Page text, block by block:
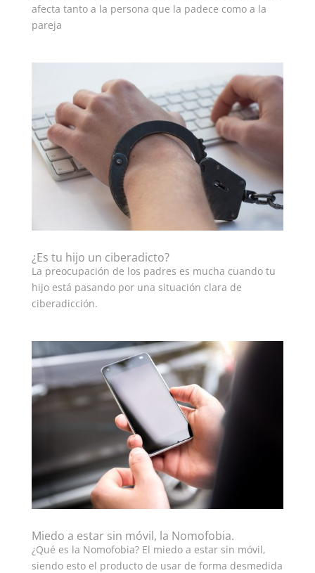
afecta tanto a la persona que la padece como a la
pareja
¿Es tu hijo un ciberadicto?
La preocupación de los padres es mucha cuando tu
hijo está pasando por una situación clara de
ciberadicción.
Miedo a estar sin móvil, la Nomofobia.
¿Qué es la Nomofobia? El miedo a estar sin móvil,
siendo esto el producto de usar de forma desmedida